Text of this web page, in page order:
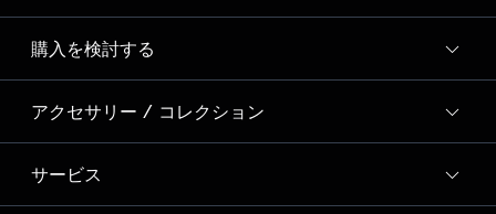
Story of Progress
Audi Sport
Formula 1®
デジタルサービス
ディーラー検索
新車在庫検索
試乗車・展示車検索
見積り依頼
購入を検討する
モデル一覧
特別仕様モデル / 限定モデル
e-tronラインアップ
アクセサリー / コレクション
純正アクセサリー
サービス